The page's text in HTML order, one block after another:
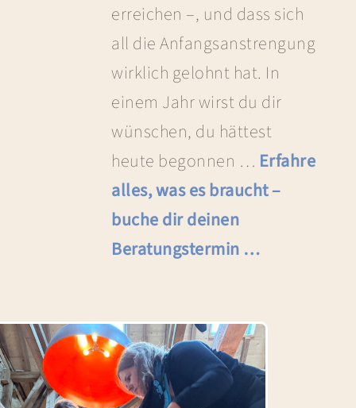
erreichen –, und dass sich
all die Anfangsanstrengung
wirklich gelohnt hat. In
einem Jahr wirst du dir
wünschen, du hättest
heute begonnen … Erfahre
alles, was es braucht –
buche dir deinen
Beratungstermin …